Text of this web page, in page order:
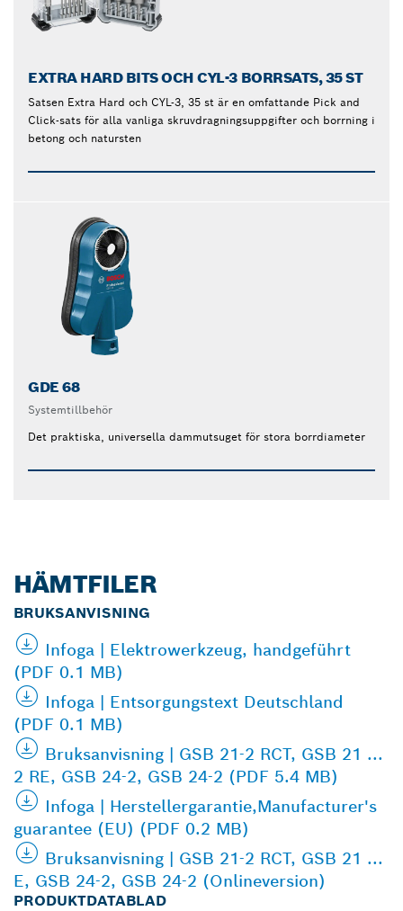
EXTRA HARD BITS OCH CYL-3 BORRSATS, 35 ST
Satsen Extra Hard och CYL-3, 35 st är en omfattande Pick and
Click-sats för alla vanliga skruvdragningsuppgifter och borrning i
betong och natursten
GDE 68
Systemtillbehör
Det praktiska, universella dammutsuget för stora borrdiameter
HÄMTFILER
BRUKSANVISNING
Infoga | Elektrowerkzeug, handgeführt
(PDF 0.1 MB)
Infoga | Entsorgungstext Deutschland
(PDF 0.1 MB)
Bruksanvisning | GSB 21-2 RCT, GSB 21 ...
2 RE, GSB 24-2, GSB 24-2 (PDF 5.4 MB)
Infoga | Herstellergarantie,Manufacturer's
guarantee (EU) (PDF 0.2 MB)
Bruksanvisning | GSB 21-2 RCT, GSB 21 ...
E, GSB 24-2, GSB 24-2 (Onlineversion)
PRODUKTDATABLAD